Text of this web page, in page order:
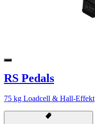
RS Pedals
75 kg Loadcell & Hall-Effekt